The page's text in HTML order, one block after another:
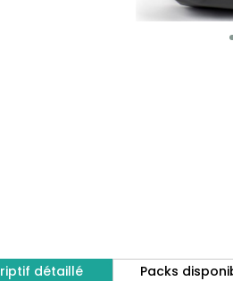
détaillé Packs